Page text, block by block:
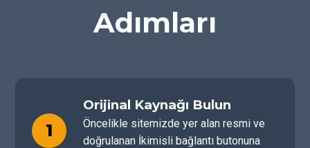
Adımları
1
Orijinal Kaynağı Bulun
Öncelikle sitemizde yer alan resmi ve
doğrulanan İkimisli bağlantı butonuna